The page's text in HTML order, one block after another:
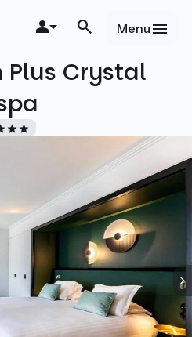
Menu
Plus Crystal